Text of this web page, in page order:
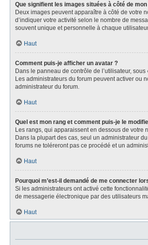
Que signifient les images situées à côté de
Deux images peuvent apparaître à côté de votre
d’indiquer votre activité selon le nombre de
souvent unique et personnelle à chaque
Haut
Comment puis-je afficher un avatar ?
Dans le panneau de contrôle de l’utilisateur,
Les administrateurs du forum peuvent activer ou
administrateur du forum.
Haut
Quel est mon rang et comment puis-je le
Les rangs, qui apparaissent en dessous de votre
Dans la plupart des cas, seul un administrateur
forums ne toléreront pas ce procédé et un
Haut
Pourquoi m’est-il demandé de me connecter
Si les administrateurs ont activé cette
de messagerie électronique par des utilisateurs
Haut